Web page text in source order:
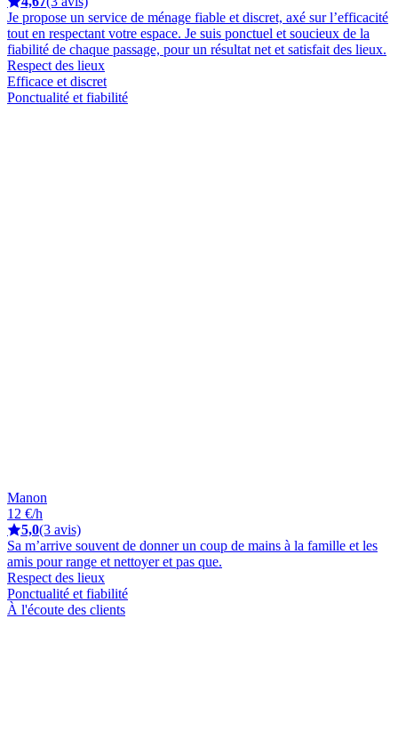
Je propose un service de ménage fiable et discret, axé sur l’efficacité
tout en respectant votre espace. Je suis ponctuel et soucieux de la
fiabilité de chaque passage, pour un résultat net et satisfait des lieux.
Respect des lieux
Efficace et discret
Ponctualité et fiabilité
Manon
12 €/h
5,0(3 avis)
Sa m’arrive souvent de donner un coup de mains à la famille et les
amis pour range et nettoyer et pas que.
Respect des lieux
Ponctualité et fiabilité
À l'écoute des clients